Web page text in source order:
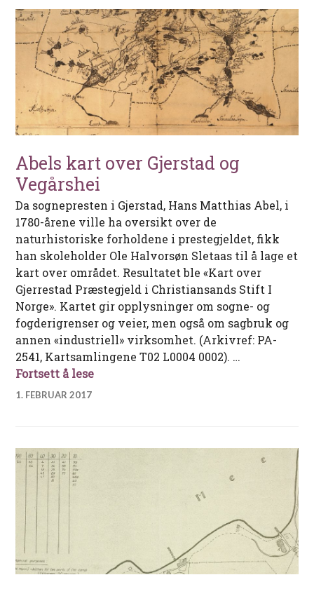
Abels kart over Gjerstad og
Vegårshei
Da sognepresten i Gjerstad, Hans Matthias Abel, i
1780-årene ville ha oversikt over de
naturhistoriske forholdene i prestegjeldet, fikk
han skoleholder Ole Halvorsøn Sletaas til å lage et
kart over området. Resultatet ble «Kart over
Gjerrestad Præstegjeld i Christiansands Stift I
Norge». Kartet gir opplysninger om sogne- og
fogderigrenser og veier, men også om sagbruk og
annen «industriell» virksomhet. (Arkivref: PA-
2541, Kartsamlingene T02 L0004 0002). …
Fortsett å leseAbels kart over Gjerstad og Vegårshei
1. FEBRUAR 2017